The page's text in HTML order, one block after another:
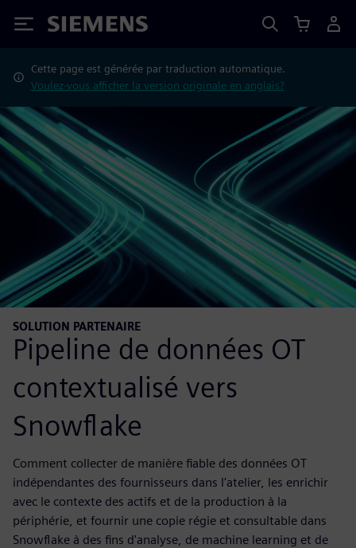
Siemens
Cette page est générée par traduction automatique.
Voulez-vous afficher la version originale en anglais?
SOLUTION PARTENAIRE
Pipeline de données OT
contextualisé vers
Snowflake
Comment collecter de manière fiable des données OT
indépendantes des fournisseurs dans l'atelier, les enrichir
avec le contexte des actifs et de la production à la
périphérie, et fournir une copie régie et consultable dans
Snowflake à des fins d'analyse, de machine learning et de